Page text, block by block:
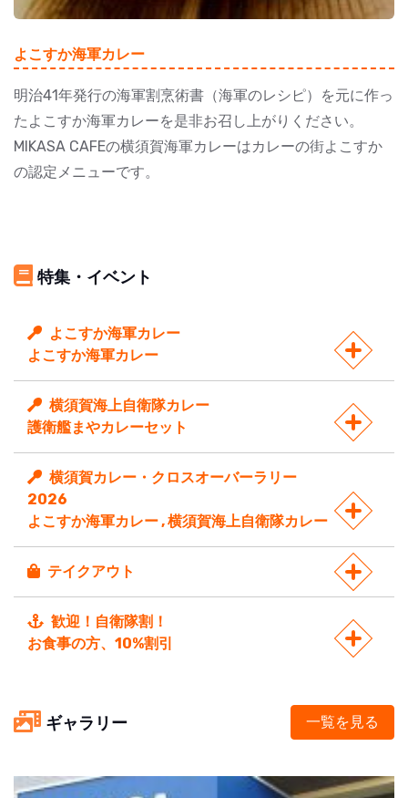
よこすか海軍カレー
明治41年発行の海軍割烹術書（海軍のレシピ）を元に作っ
たよこすか海軍カレーを是非お召し上がりください。
MIKASA CAFEの横須賀海軍カレーはカレーの街よこすか
の認定メニューです。
特集・イベント
よこすか海軍カレー
よこすか海軍カレー
横須賀海上自衛隊カレー
護衛艦まやカレーセット
横須賀カレー・クロスオーバーラリー
2026
よこすか海軍カレー , 横須賀海上自衛隊カレー
テイクアウト
歓迎！自衛隊割！
お食事の方、10%割引
ギャラリー 一覧を見る